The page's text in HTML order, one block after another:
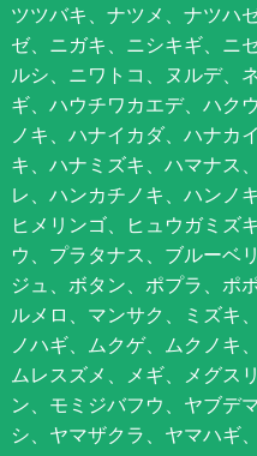
ツツバキ、ナツメ、ナツハ
ゼ、ニガキ、ニシキギ、ニ
ルシ、ニワトコ、ヌルデ、
ギ、ハウチワカエデ、ハク
ノキ、ハナイカダ、ハナカ
キ、ハナミズキ、ハマナス
レ、ハンカチノキ、ハンノ
ヒメリンゴ、ヒュウガミズ
ウ、プラタナス、ブルーベ
ジュ、ボタン、ポプラ、ポ
ルメロ、マンサク、ミズキ
ノハギ、ムクゲ、ムクノキ
ムレスズメ、メギ、メグス
ン、モミジバフウ、ヤブデ
シ、ヤマザクラ、ヤマハギ